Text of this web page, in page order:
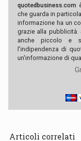
quotedbusiness.com
che guarda in
informazione ha un
grazie alla
anche piccolo e
l'indipendenza di
un'informazione di
Articoli correlati